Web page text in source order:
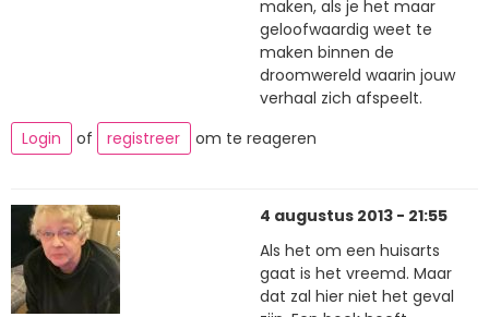
maken, als je het maar
geloofwaardig weet te
maken binnen de
droomwereld waarin jouw
verhaal zich afspeelt.
Login
of registreer om te reageren
4 augustus 2013 - 21:55
Als het om een huisarts
gaat is het vreemd. Maar
dat zal hier niet het geval